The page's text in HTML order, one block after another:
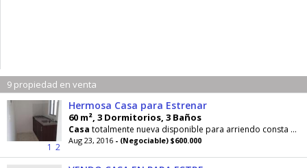
9 propiedad en venta
1 2
Hermosa Casa para Estrenar
60 m², 3 Dormitorios, 3 Baños
Casa totalmente nueva disponible para arriendo consta de sala, comedor, cocina semi integral
Aug 23, 2016 - (Negociable) $600.000